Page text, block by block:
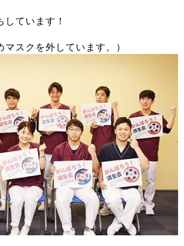
しています！
マスクを外しています。）